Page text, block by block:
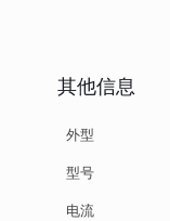
其他信息
外型
型号
电流